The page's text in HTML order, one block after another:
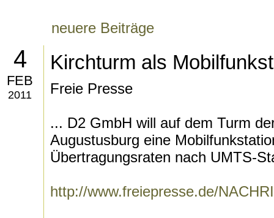
neuere Beiträge
4
FEB
2011
Kirchturm als
Freie Presse
... D2 GmbH will auf dem Turm
Augustusburg eine
Übertragungsraten nach UMTS-
http://www.freiepresse.de/